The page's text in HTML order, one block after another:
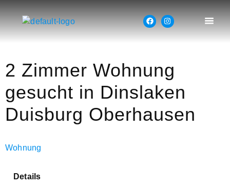
2 Zimmer Wohnung
gesucht in Dinslaken
Duisburg Oberhausen
Wohnung
Details